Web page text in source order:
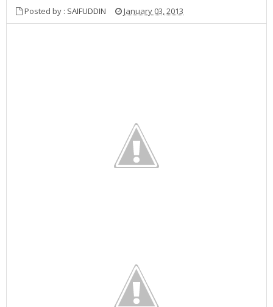
Posted by : SAIFUDDIN January 03, 2013